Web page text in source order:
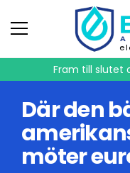
Fram till slutet
Där den
möter